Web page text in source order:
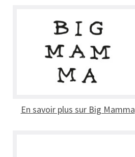
En savoir plus sur Big Mamma